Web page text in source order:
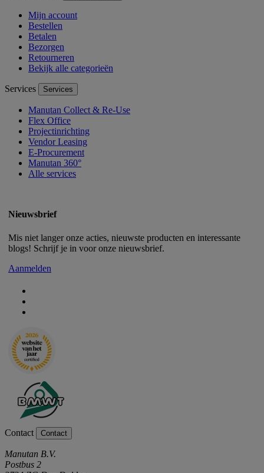
Mijn account
Bestellen
Betalen
Bezorgen
Retourneren
Bekijk alle categorieën
Services Services
Manutan Collect & Re-Use
Flex Office
Projectinrichting
Vendor Leasing
E-Procurement
Manutan 360°
Alle services
Nieuwsbrief
Mis niet langer onze acties, nieuwste producten en interessante
blogs! Schrijf je in voor onze nieuwsbrief.
Aanmelden
Contact Contact
Manutan B.V.
Postbus 2